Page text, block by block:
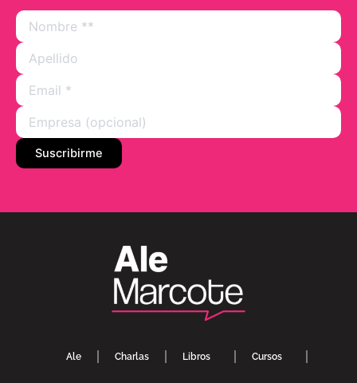
Ale Charlas Libros Cursos